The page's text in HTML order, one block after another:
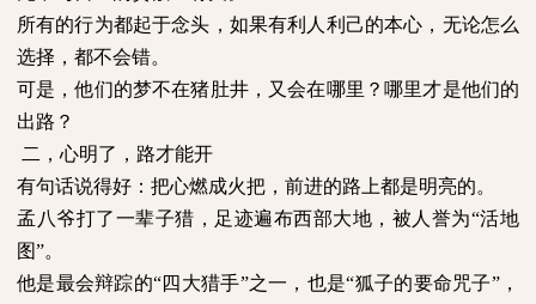
所有的行为都起于念头，如果有利人利己的本心，无论怎么
选择，都不会错。
可是，他们的梦不在猪肚井，又会在哪里？哪里才是他们的
出路？
二，心明了，路才能开
有句话说得好：把心燃成火把，前进的路上都是明亮的。
孟八爷打了一辈子猎，足迹遍布西部大地，被人誉为“活地
图”。
他是最会辩踪的“四大猎手”之一，也是“狐子的要命咒子”，